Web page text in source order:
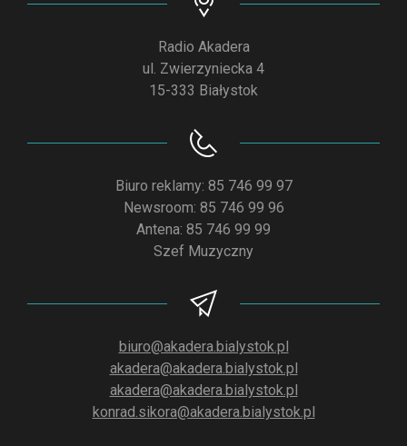
Radio Akadera
ul. Zwierzyniecka 4
15-333 Białystok
Biuro reklamy: 85 746 99 97
Newsroom: 85 746 99 96
Antena: 85 746 99 99
Szef Muzyczny
biuro@akadera.bialystok.pl
akadera@akadera.bialystok.pl
akadera@akadera.bialystok.pl
konrad.sikora@akadera.bialystok.pl